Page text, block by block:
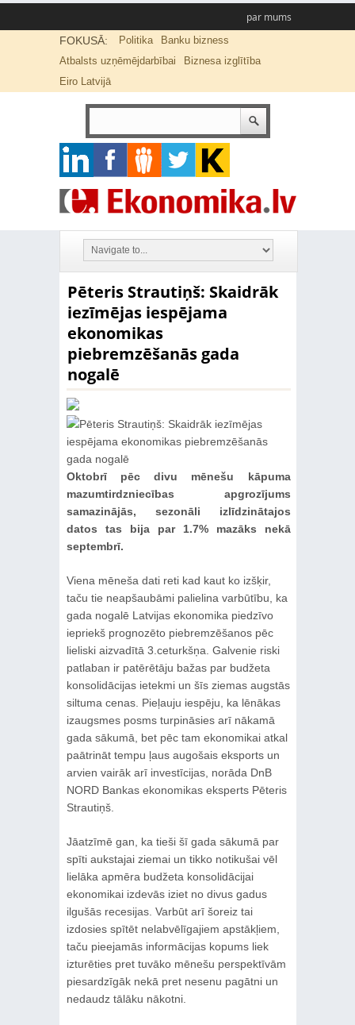
par mums
FOKUSĀ: Politika
Banku bizness
Atbalsts uzņēmējdarbībai
Biznesa izglītība
Eiro Latvijā
Pēteris Strautiņš: Skaidrāk
iezīmējas iespējama
ekonomikas
piebremzēšanās gada
nogalē
Oktobrī pēc divu mēnešu kāpuma
mazumtirdzniecības apgrozījums
samazinājās, sezonāli izlīdzinātajos
datos tas bija par 1.7% mazāks nekā
septembrī.
Viena mēneša dati reti kad kaut ko izšķir,
taču tie neapšaubāmi palielina varbūtību, ka
gada nogalē Latvijas ekonomika piedzīvo
iepriekš prognozēto piebremzēšanos pēc
lieliski aizvadītā 3.ceturkšņa. Galvenie riski
patlaban ir patērētāju bažas par budžeta
konsolidācijas ietekmi un šīs ziemas augstās
siltuma cenas. Pieļauju iespēju, ka lēnākas
izaugsmes posms turpināsies arī nākamā
gada sākumā, bet pēc tam ekonomikai atkal
paātrināt tempu ļaus augošais eksports un
arvien vairāk arī investīcijas, norāda DnB
NORD Bankas ekonomikas eksperts Pēteris
Strautiņš.
Jāatzīmē gan, ka tieši šī gada sākumā par
spīti aukstajai ziemai un tikko notikušai vēl
lielāka apmēra budžeta konsolidācijai
ekonomikai izdevās iziet no divus gadus
ilgušās recesijas. Varbūt arī šoreiz tai
izdosies spītēt nelabvēlīgajiem apstākļiem,
taču pieejamās informācijas kopums liek
izturēties pret tuvāko mēnešu perspektīvām
piesardzīgāk nekā pret nesenu pagātni un
nedaudz tālāku nākotni.